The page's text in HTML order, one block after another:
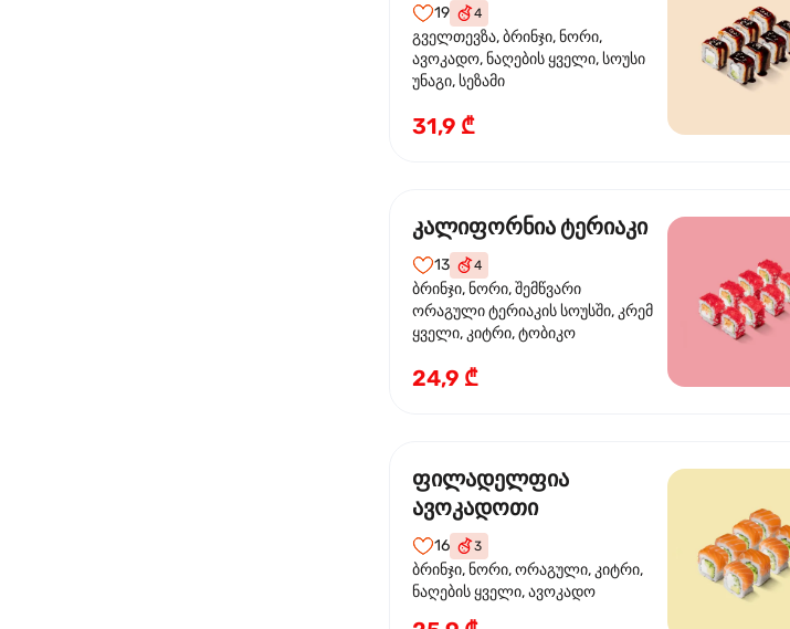
19 4
გველთევზა, ბრინჯი, ნორი,
ავოკადო, ნაღების ყველი, სოუსი
უნაგი, სეზამი
31,9 ₾
კალიფორნია ტერიაკი
13 4
ბრინჯი, ნორი, შემწვარი
ორაგული ტერიაკის სოუსში, კრემ
ყველი, კიტრი, ტობიკო
24,9 ₾
ფილადელფია
ავოკადოთი
16 3
ბრინჯი, ნორი, ორაგული, კიტრი,
ნაღების ყველი, ავოკადო